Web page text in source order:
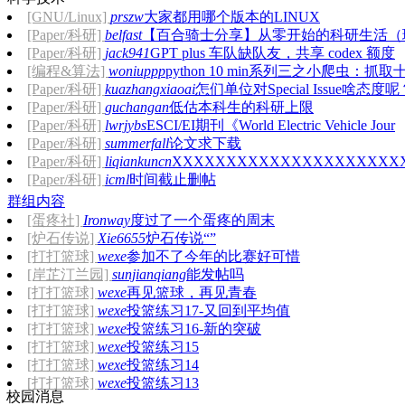
第一次使用胶片机
[GNU/Linux] prszw大家都用哪个版本的LINUX
[Paper/科研] belfast【百合骑士分享】从零开始的科研生活（
[Paper/科研] jack941GPT plus 车队缺队友，共享 codex 额度
[编程&算法] woniuppppython 10 min系列三之小爬虫：抓取
[Paper/科研] kuazhangxiaoai怎们单位对Special Issue啥态度呢
[Paper/科研] guchangan低估本科生的科研上限
[Paper/科研] lwrjybsESCI/EI期刊《World Electric Vehicle Jour
[Paper/科研] summerfall论文求下载
[Paper/科研] liqiankuncn
[Paper/科研] icml时间截止删帖
群组内容
[蛋疼社] Ironway度过了一个蛋疼的周末
[炉石传说] Xie6655炉石传说“”
[打打篮球] wexe参加不了今年的比赛好可惜
[岸芷汀兰园] sunjianqiang能发帖吗
[打打篮球] wexe再见篮球，再见青春
[打打篮球] wexe投篮练习17-又回到平均值
[打打篮球] wexe投篮练习16-新的突破
[打打篮球] wexe投篮练习15
[打打篮球] wexe投篮练习14
[打打篮球] wexe投篮练习13
校园消息